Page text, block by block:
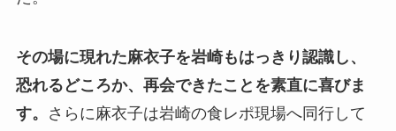
その場に現れた麻衣子を岩崎もはっきり認識し、
恐れるどころか、再会できたことを素直に喜びま
す。
さらに麻衣子は岩崎の食レポ現場へ同行して